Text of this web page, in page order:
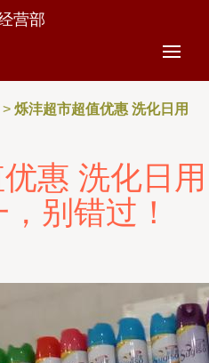
营部
> 烁沣超市超值优惠 洗化日用
惠 洗化日用
别错过！